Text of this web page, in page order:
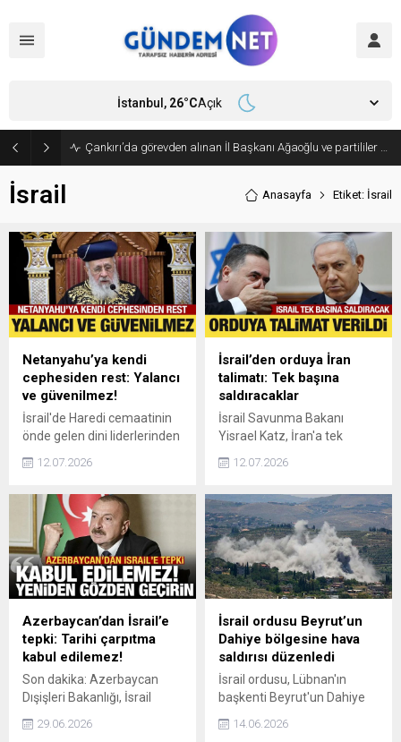
Çankırı’da görevden alınan İl Başkanı Ağaoğlu ve partililer CHP’den istifa edip, Yeni Parti’ye geçti
İstanbul, 26°CAçık
İsrail Anasayfa Etiket: İsrail
Netanyahu’ya kendi
cephesiden rest: Yalancı
ve güvenilmez!
İsrail'de Haredi cemaatinin
önde gelen dini liderlerinden
Binyamin Netanyahu'yu
suçlayarak "güvenilmez bir
yalancı" ifadelerini kullandı.
12.07.2026
İsrail’den orduya İran
talimatı: Tek başına
saldıracaklar
İsrail Savunma Bakanı
Yisrael Katz, İran'a tek
düzenlemek için İsrail
talimatını verdiklerini
açıkladı.
12.07.2026
Azerbaycan’dan İsrail’e
tepki: Tarihi çarpıtma
kabul edilemez!
Son dakika: Azerbaycan
Dışişleri Bakanlığı, İsrail
1915 olaylarıyla ilgili
29.06.2026
İsrail ordusu Beyrut’un
Dahiye bölgesine hava
saldırısı düzenledi
İsrail ordusu, Lübnan'ın
başkenti Beyrut'un Dahiye
gerçekleştirdi.
14.06.2026